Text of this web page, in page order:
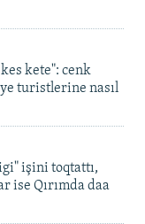
kete": cenk
turistlerine nasıl
işini toqtattı,
ise Qırımda daa